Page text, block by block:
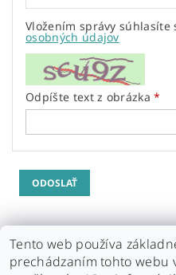
Vložením správy súhlasíte
osobných údajov
Odpíšte text z obrázka
Tento web používa
prechádzaním tohto webu